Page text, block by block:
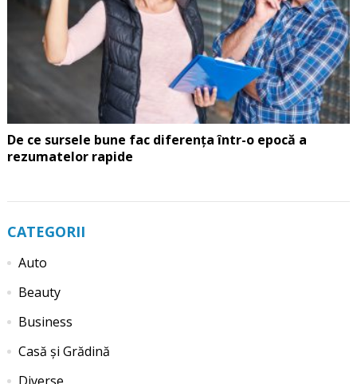
De ce sursele bune fac diferența într-o epocă a
rezumatelor rapide
CATEGORII
Auto
Beauty
Business
Casă și Grădină